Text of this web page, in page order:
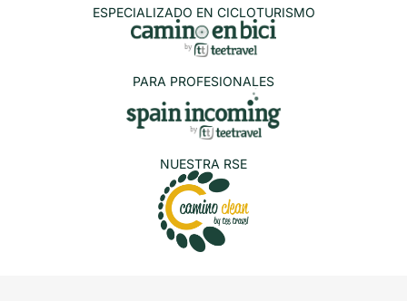
ESPECIALIZADO EN CICLOTURISMO
PARA PROFESIONALES
NUESTRA RSE